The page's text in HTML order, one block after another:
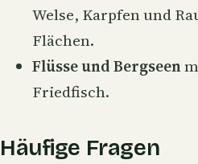
Welse, Karpfen und
Flächen.
Flüsse und Bergseen
Friedfisch.
Häufige Fragen